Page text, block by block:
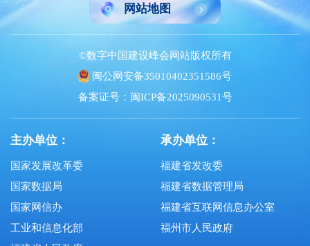
网站地图
©数字中国建设峰会网站版权所有
闽公网安备35010402351586号
备案证号：闽ICP备2025090531号
主办单位：
国家发展改革委
国家数据局
国家网信办
工业和信息化部
承办单位：
福建省发改委
福建省数据管理局
福建省互联网信息办公室
福州市人民政府